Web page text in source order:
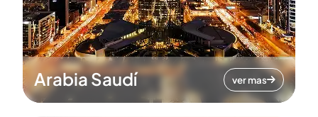
Arabia Saudí ver mas